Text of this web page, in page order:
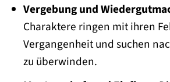
Vergebung und
Charaktere ringen mit ihren
Vergangenheit und suchen
zu überwinden.